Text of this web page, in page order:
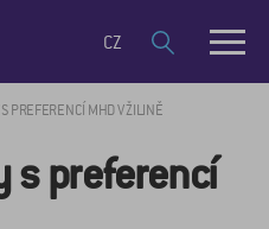
CZ
PREFERENCÍ MHD V ŽILINĚ
s preferencí